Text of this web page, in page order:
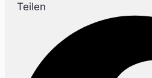
Teilen